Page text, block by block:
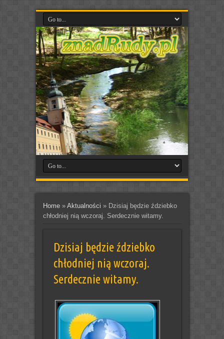
Home» Aktualności » Dzisiaj będzie ździebko
chłodniej nią wczoraj. Serdecznie witamy.
Dzisiaj będzie ździebko
chłodniej nią wczoraj.
Serdecznie witamy.